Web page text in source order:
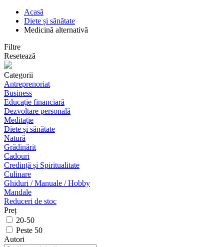
Acasă
Diete și sănătate
Medicină alternativă
Filtre
Resetează
Categorii
Antreprenoriat
Business
Educație financiară
Dezvoltare personală
Meditație
Diete și sănătate
Natură
Grădinărit
Cadouri
Credință și Spiritualitate
Culinare
Ghiduri / Manuale / Hobby
Mandale
Reduceri de stoc
Preț
20-50
Peste 50
Autori